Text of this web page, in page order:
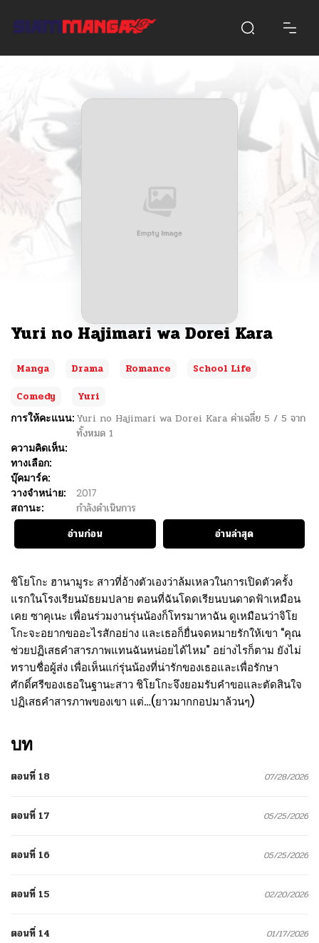
Yuri no Hajimari wa Dorei Kara
Manga Drama Romance
School Life
Comedy
Yuri
การให้คะแนน: Yuri no Hajimari wa Dorei Kara ค่าเฉลี่ย 5 / 5 จาก
ทั้งหมด 1
ความคิดเห็น:
ทางเลือก:
บุ๊คมาร์ค:
วางจำหน่าย:
2017
สถานะ:
กำลังดำเนินการ
อ่านก่อน
อ่านล่าสุด
ชิโยโกะ ฮานามูระ สาวที่อ้างตัวเองว่าล้มเหลวในการเปิดตัวครั้ง
แรกในโรงเรียนมัธยมปลาย ตอนที่ฉันโดดเรียนบนดาดฟ้าเหมือน
เคย ซาคุเนะ เพื่อนร่วมงานรุ่นน้องก็โทรมาหาฉัน ดูเหมือนว่าจิโย
โกะจะอยากขออะไรสักอย่าง และเธอก็ยื่นจดหมายรักให้เขา “คุณ
ช่วยปฏิเสธคำสารภาพแทนฉันหน่อยได้ไหม” อย่างไรก็ตาม ยังไม่
ทราบชื่อผู้ส่ง เพื่อเห็นแก่รุ่นน้องที่น่ารักของเธอและเพื่อรักษา
ศักดิ์ศรีของเธอในฐานะสาว ชิโยโกะจึงยอมรับคำขอและตัดสินใจ
ปฏิเสธคำสารภาพของเขา แต่…(ยาวมากกอปมาล้วนๆ)
บท
ตอนที่ 18 07/28/2026
ตอนที่ 17 05/25/2026
ตอนที่ 16 05/25/2026
ตอนที่ 15 02/20/2026
ตอนที่ 14 01/17/2026